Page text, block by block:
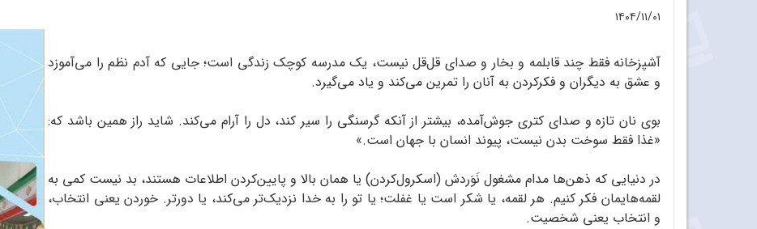
۱۴۰۴/۱۱/۰۱
آشپزخانه فقط چند قابلمه و بخار و صدای قل‌قل نیست، یک مدرسه‌ کوچک زندگی است؛ جایی که آدم نظم را می‌آموزد
و عشق به دیگران و فکر‌کردن به آنان را تمرین می‌کند و یاد می‌گیرد.
بوی نان تازه و صدای کتری جوش‌آمده، بیشتر از آنکه‌ گرسنگی را سیر کند، دل را آرام می‌کند. شاید راز همین باشد که:
«غذا فقط سوخت بدن نیست، پیوند انسان با جهان است.»
در دنیایی که ذهن‌ها مدام مشغول نَوَردش (اسکرول‌کردن) یا همان بالا و پایین‌کردن اطلاعات هستند، بد نیست کمی به
لقمه‌هایمان فکر کنیم. هر لقمه، یا شکر است یا غفلت؛ یا تو را به خدا نزدیک‌تر می‌کند، یا دورتر. خوردن یعنی انتخاب،
و انتخاب یعنی شخصیت.